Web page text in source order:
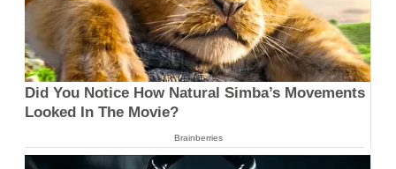
Did You Notice How Natural Simba’s Movements
Looked In The Movie?
Brainberries